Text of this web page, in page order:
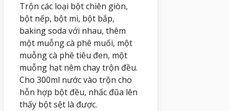
Trộn các loại bột chiên giòn,
bột nếp, bột mì, bột bắp,
baking soda với nhau, thêm
một muỗng cà phê muối, một
muỗng cà phê tiêu đen, một
muỗng hạt nêm chay trộn đều.
Cho 300ml nước vào trộn cho
hỗn hợp bột đều, nhấc đũa lên
thấy bột sệt là được.